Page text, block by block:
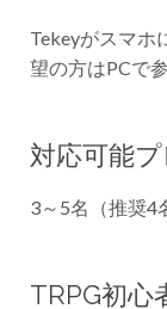
Tekeyがスマホ
望の方はPCで
対応可能
3～5名（推奨4
TRPG初心